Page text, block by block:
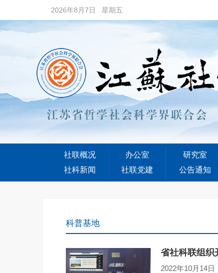
2026年8月7日 星期五
社联概况 办公室 研究室
社科新闻
社联党建 公告通知
科普基地
省社科联组织
2022年10月14